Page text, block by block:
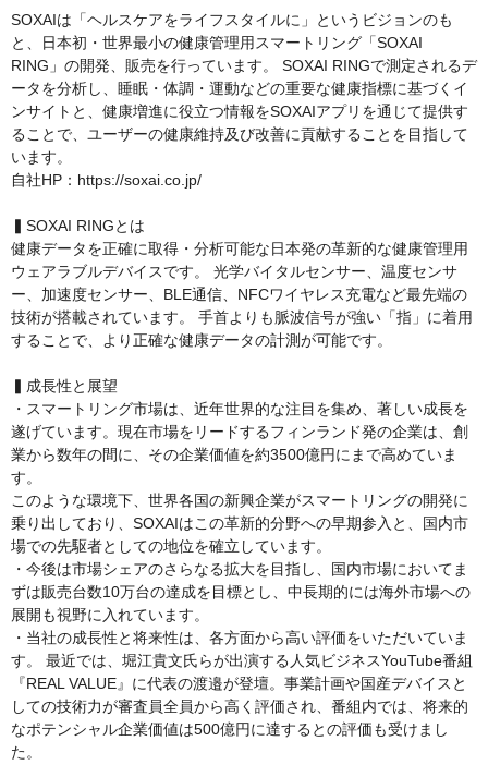
SOXAIは「ヘルスケアをライフスタイルに」というビジョンのも
と、日本初・世界最小の健康管理用スマートリング「SOXAI
RING」の開発、販売を行っています。 SOXAI RINGで測定されるデ
ータを分析し、睡眠・体調・運動などの重要な健康指標に基づくイ
ンサイトと、健康増進に役立つ情報をSOXAIアプリを通じて提供す
ることで、ユーザーの健康維持及び改善に貢献することを目指して
います。
自社HP：https://soxai.co.jp/
▍SOXAI RINGとは
健康データを正確に取得・分析可能な日本発の革新的な健康管理用
ウェアラブルデバイスです。 光学バイタルセンサー、温度センサ
ー、加速度センサー、BLE通信、NFCワイヤレス充電など最先端の
技術が搭載されています。 手首よりも脈波信号が強い「指」に着用
することで、より正確な健康データの計測が可能です。
▍成長性と展望
・スマートリング市場は、近年世界的な注目を集め、著しい成長を
遂げています。現在市場をリードするフィンランド発の企業は、創
業から数年の間に、その企業価値を約3500億円にまで高めていま
す。
このような環境下、世界各国の新興企業がスマートリングの開発に
乗り出しており、SOXAIはこの革新的分野への早期参入と、国内市
場での先駆者としての地位を確立しています。
・今後は市場シェアのさらなる拡大を目指し、国内市場においてま
ずは販売台数10万台の達成を目標とし、中長期的には海外市場への
展開も視野に入れています。
・当社の成長性と将来性は、各方面から高い評価をいただいていま
す。 最近では、堀江貴文氏らが出演する人気ビジネスYouTube番組
『REAL VALUE』に代表の渡邉が登壇。事業計画や国産デバイスと
しての技術力が審査員全員から高く評価され、番組内では、将来的
なポテンシャル企業価値は500億円に達するとの評価も受けまし
た。